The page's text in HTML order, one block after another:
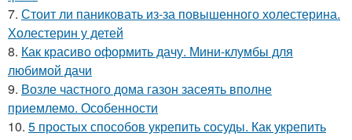
7. Стоит ли паниковать из-за повышенного холестерина.
Холестерин у детей
8. Как красиво оформить дачу. Мини-клумбы для
любимой дачи
9. Возле частного дома газон засеять вполне
приемлемо. Особенности
10. 5 простых способов укрепить сосуды. Как укрепить